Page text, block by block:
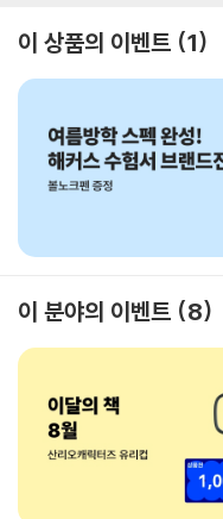
이 상품의 이벤트 1
이 분야의 이벤트 8